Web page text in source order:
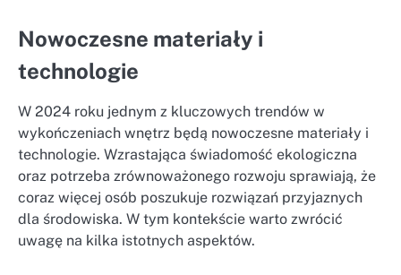
Nowoczesne materiały i
technologie
W 2024 roku jednym z kluczowych trendów w
wykończeniach wnętrz będą nowoczesne materiały i
technologie. Wzrastająca świadomość ekologiczna
oraz potrzeba zrównoważonego rozwoju sprawiają, że
coraz więcej osób poszukuje rozwiązań przyjaznych
dla środowiska. W tym kontekście warto zwrócić
uwagę na kilka istotnych aspektów.